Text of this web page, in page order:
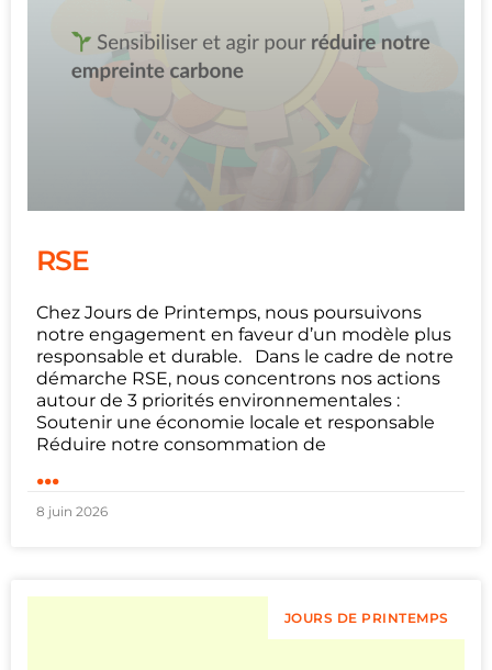
RSE
Chez Jours de Printemps, nous poursuivons
notre engagement en faveur d’un modèle plus
responsable et durable. Dans le cadre de notre
démarche RSE, nous concentrons nos actions
autour de 3 priorités environnementales :
Soutenir une économie locale et responsable
Réduire notre consommation de
...
8 juin 2026
JOURS DE PRINTEMPS